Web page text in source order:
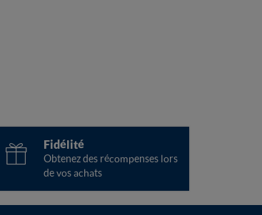
Fidélité
Obtenez des récompenses lors
de vos achats